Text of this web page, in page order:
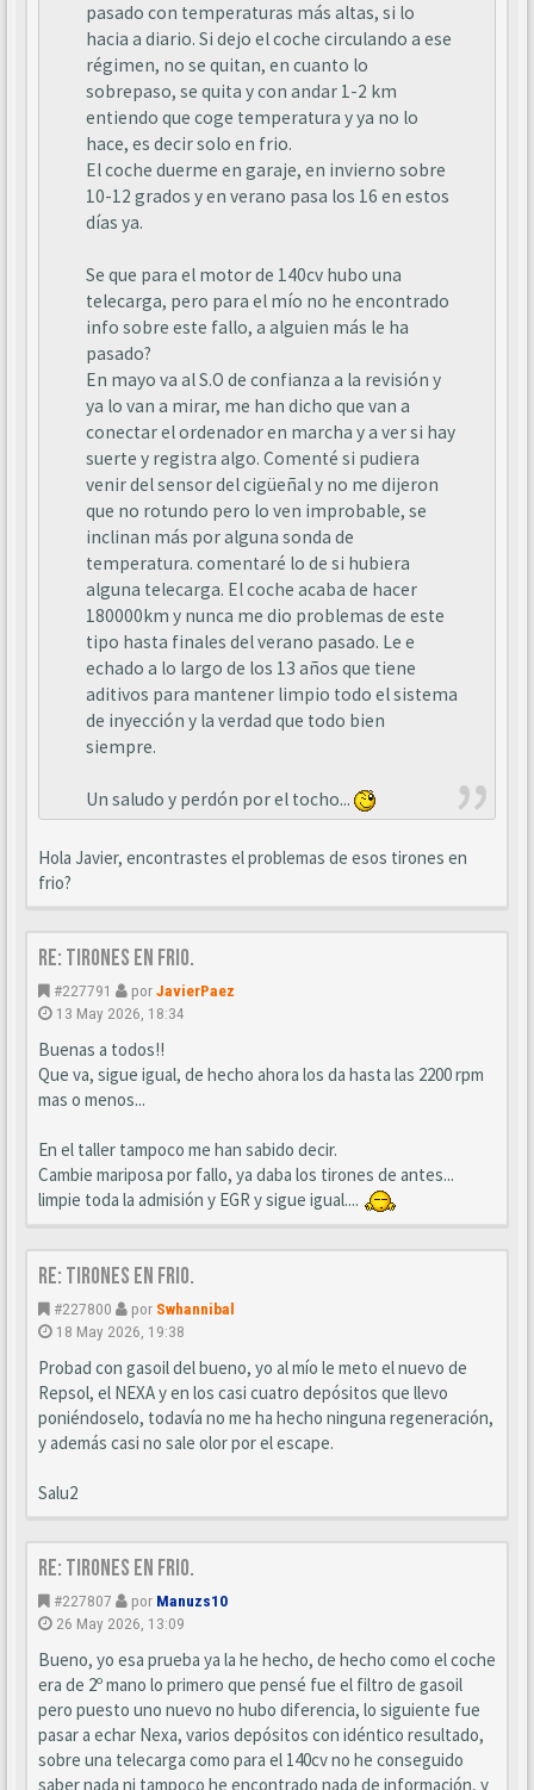
pasado con temperaturas más altas, si lo
hacia a diario. Si dejo el coche circulando a ese
régimen, no se quitan, en cuanto lo
sobrepaso, se quita y con andar 1-2 km
entiendo que coge temperatura y ya no lo
hace, es decir solo en frio.
El coche duerme en garaje, en invierno sobre
10-12 grados y en verano pasa los 16 en estos
días ya.
Se que para el motor de 140cv hubo una
telecarga, pero para el mío no he encontrado
info sobre este fallo, a alguien más le ha
pasado?
En mayo va al S.O de confianza a la revisión y
ya lo van a mirar, me han dicho que van a
conectar el ordenador en marcha y a ver si hay
suerte y registra algo. Comenté si pudiera
venir del sensor del cigüeñal y no me dijeron
que no rotundo pero lo ven improbable, se
inclinan más por alguna sonda de
temperatura. comentaré lo de si hubiera
alguna telecarga. El coche acaba de hacer
180000km y nunca me dio problemas de este
tipo hasta finales del verano pasado. Le e
echado a lo largo de los 13 años que tiene
aditivos para mantener limpio todo el sistema
de inyección y la verdad que todo bien
siempre.
Un saludo y perdón por el tocho...
Hola Javier, encontrastes el problemas de esos tirones en
frio?
Re: Tirones en frio.
#227791 porJavierPaez
13 May 2026, 18:34
Buenas a todos!!
Que va, sigue igual, de hecho ahora los da hasta las 2200 rpm
mas o menos...
En el taller tampoco me han sabido decir.
Cambie mariposa por fallo, ya daba los tirones de antes...
limpie toda la admisión y EGR y sigue igual....
Re: Tirones en frio.
#227800 por Swhannibal
18 May 2026, 19:38
Probad con gasoil del bueno, yo al mío le meto el nuevo de
Repsol, el NEXA y en los casi cuatro depósitos que llevo
poniéndoselo, todavía no me ha hecho ninguna regeneración,
y además casi no sale olor por el escape.
Salu2
Re: Tirones en frio.
#227807 por Manuzs10
26 May 2026, 13:09
Bueno, yo esa prueba ya la he hecho, de hecho como el coche
era de 2º mano lo primero que pensé fue el filtro de gasoil
pero puesto uno nuevo no hubo diferencia, lo siguiente fue
pasar a echar Nexa, varios depósitos con idéntico resultado,
sobre una telecarga como para el 140cv no he conseguido
saber nada ni tampoco he encontrado nada de información, y